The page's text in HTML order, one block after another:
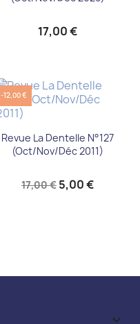
17,00 €
Revue La Dentelle N°127
(Oct/Nov/Déc 2011)
17,00 € 5,00 €
-12,00 €
